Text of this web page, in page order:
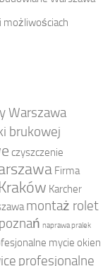
możliwościach
Warszawa
brukowej
czyszczenie
Firma
Karcher
montaż rolet
naprawa pralek
mycie okien
profesjonalne